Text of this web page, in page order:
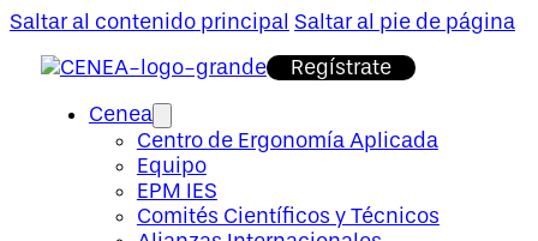
Saltar al contenido principal Saltar al pie de página
Regístrate
Cenea
Centro de Ergonomía Aplicada
Equipo
EPM IES
Comités Científicos y Técnicos